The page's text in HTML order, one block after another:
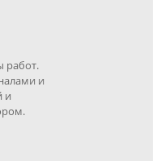
работ.
и
и